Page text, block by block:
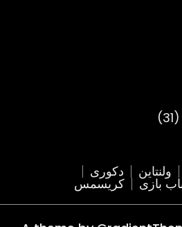
31
31
ولنتاین دکوری
بازی کریسمس